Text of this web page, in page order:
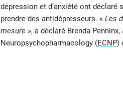
dépression et d’anxiété ont déclaré
prendre des antidépresseurs. « Les
mesure», a déclaré Brenda
Neuropsychopharmacology (ECNP)